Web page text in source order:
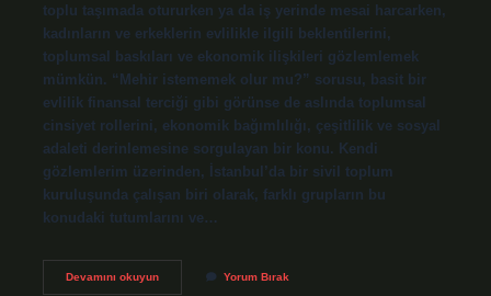
toplu taşımada otururken ya da iş yerinde mesai harcarken,
kadınların ve erkeklerin evlilikle ilgili beklentilerini,
toplumsal baskıları ve ekonomik ilişkileri gözlemlemek
mümkün. “Mehir istememek olur mu?” sorusu, basit bir
evlilik finansal terciği gibi görünse de aslında toplumsal
cinsiyet rollerini, ekonomik bağımlılığı, çeşitlilik ve sosyal
adaleti derinlemesine sorgulayan bir konu. Kendi
gözlemlerim üzerinden, İstanbul’da bir sivil toplum
kuruluşunda çalışan biri olarak, farklı grupların bu
konudaki tutumlarını ve…
Devamını okuyunMehir
istememek
Yorum Bırak